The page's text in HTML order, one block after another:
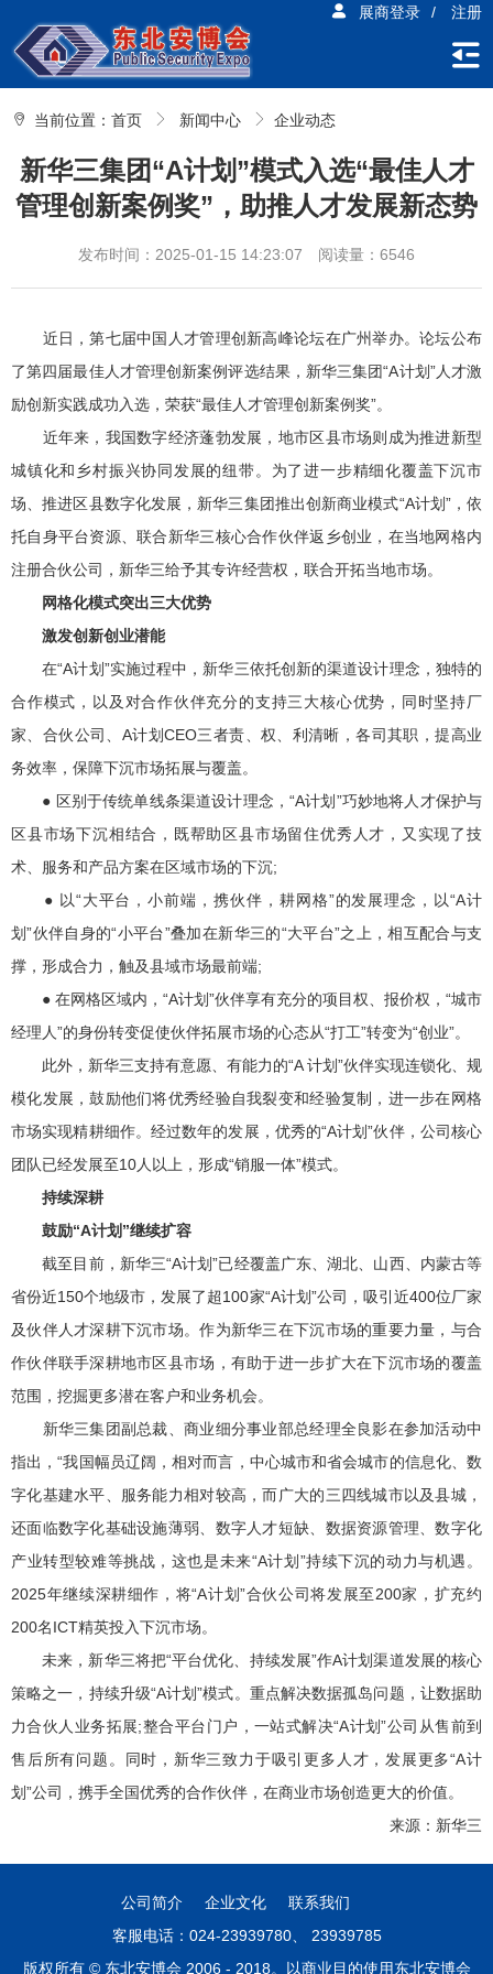
展商登录 / 注册
当前位置： 首页 新闻中心 企业动态
新华三集团“A计划”模式入选“最佳人才
管理创新案例奖”，助推人才发展新态势
发布时间：2025-01-15 14:23:07 阅读量：6546
近日，第七届中国人才管理创新高峰论坛在广州举办。论坛公布
了第四届最佳人才管理创新案例评选结果，新华三集团“A计划”人才激
励创新实践成功入选，荣获“最佳人才管理创新案例奖”。
近年来，我国数字经济蓬勃发展，地市区县市场则成为推进新型
城镇化和乡村振兴协同发展的纽带。为了进一步精细化覆盖下沉市
场、推进区县数字化发展，新华三集团推出创新商业模式“A计划”，依
托自身平台资源、联合新华三核心合作伙伴返乡创业，在当地网格内
注册合伙公司，新华三给予其专许经营权，联合开拓当地市场。
网格化模式突出三大优势
激发创新创业潜能
在“A计划”实施过程中，新华三依托创新的渠道设计理念，独特的
合作模式，以及对合作伙伴充分的支持三大核心优势，同时坚持厂
家、合伙公司、A计划CEO三者责、权、利清晰，各司其职，提高业
务效率，保障下沉市场拓展与覆盖。
● 区别于传统单线条渠道设计理念，“A计划”巧妙地将人才保护与
区县市场下沉相结合，既帮助区县市场留住优秀人才，又实现了技
术、服务和产品方案在区域市场的下沉;
● 以“大平台，小前端，携伙伴，耕网格”的发展理念，以“A计
划”伙伴自身的“小平台”叠加在新华三的“大平台”之上，相互配合与支
撑，形成合力，触及县域市场最前端;
● 在网格区域内，“A计划”伙伴享有充分的项目权、报价权，“城市
经理人”的身份转变促使伙伴拓展市场的心态从“打工”转变为“创业”。
此外，新华三支持有意愿、有能力的“A 计划”伙伴实现连锁化、规
模化发展，鼓励他们将优秀经验自我裂变和经验复制，进一步在网格
市场实现精耕细作。经过数年的发展，优秀的“A计划”伙伴，公司核心
团队已经发展至10人以上，形成“销服一体”模式。
持续深耕
鼓励“A计划”继续扩容
截至目前，新华三“A计划”已经覆盖广东、湖北、山西、内蒙古等
省份近150个地级市，发展了超100家“A计划”公司，吸引近400位厂家
及伙伴人才深耕下沉市场。作为新华三在下沉市场的重要力量，与合
作伙伴联手深耕地市区县市场，有助于进一步扩大在下沉市场的覆盖
范围，挖掘更多潜在客户和业务机会。
新华三集团副总裁、商业细分事业部总经理全良影在参加活动中
指出，“我国幅员辽阔，相对而言，中心城市和省会城市的信息化、数
字化基建水平、服务能力相对较高，而广大的三四线城市以及县城，
还面临数字化基础设施薄弱、数字人才短缺、数据资源管理、数字化
产业转型较难等挑战，这也是未来“A计划”持续下沉的动力与机遇。
2025年继续深耕细作，将“A计划”合伙公司将发展至200家，扩充约
200名ICT精英投入下沉市场。
未来，新华三将把“平台优化、持续发展”作A计划渠道发展的核心
策略之一，持续升级“A计划”模式。重点解决数据孤岛问题，让数据助
力合伙人业务拓展;整合平台门户，一站式解决“A计划”公司从售前到
售后所有问题。同时，新华三致力于吸引更多人才，发展更多“A计
划”公司，携手全国优秀的合作伙伴，在商业市场创造更大的价值。
来源：新华三
公司简介 企业文化
联系我们
客服电话：024-23939780、 23939785
版权所有 © 东北安博会 2006 - 2018。以商业目的使用东北安博会